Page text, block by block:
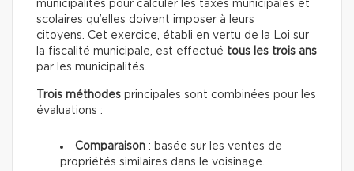
municipalités pour calculer les taxes municipales et
scolaires qu’elles doivent imposer à leurs
citoyens. Cet exercice, établi en vertu de la Loi sur
la fiscalité municipale, est effectué tous les trois ans
par les municipalités.
Trois méthodes principales sont combinées pour les
évaluations :
Comparaison : basée sur les ventes de
propriétés similaires dans le voisinage.